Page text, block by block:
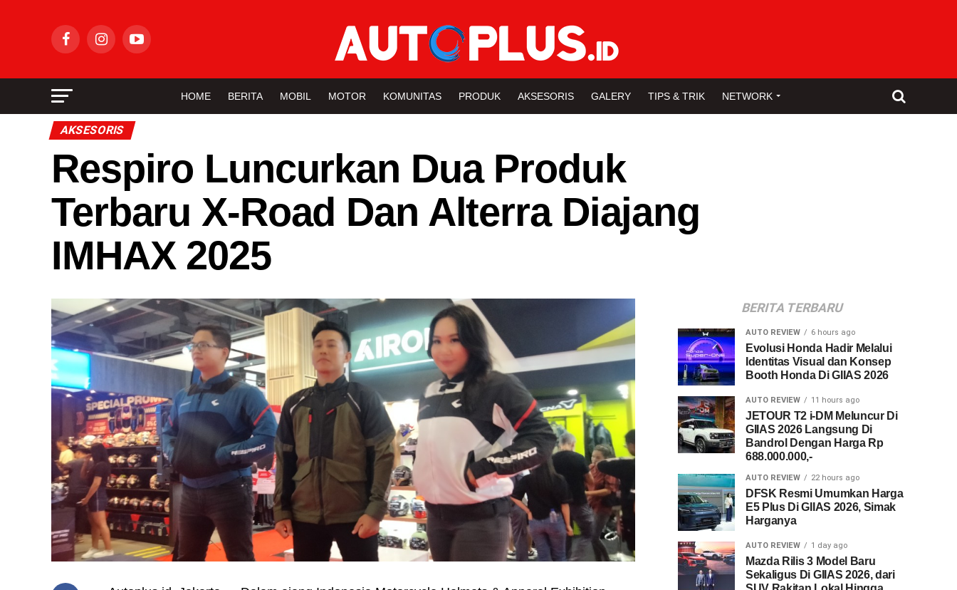
HOME BERITA MOBIL MOTOR KOMUNITAS PRODUK AKSESORIS GALERY TIPS & TRIK NETWORK
AKSESORIS
Respiro Luncurkan Dua Produk
Terbaru X-Road Dan Alterra Diajang
IMHAX 2025
BERITA TERBARU
AUTO REVIEW 6 hours ago
Evolusi Honda Hadir Melalui
Identitas Visual dan Konsep
Booth Honda Di GIIAS 2026
AUTO REVIEW 11 hours ago
JETOUR T2 i-DM Meluncur Di
GIIAS 2026 Langsung Di
Bandrol Dengan Harga Rp
688.000.000,-
AUTO REVIEW 22 hours ago
DFSK Resmi Umumkan Harga
E5 Plus Di GIIAS 2026, Simak
Harganya
AUTO REVIEW 1 day ago
Mazda Rilis 3 Model Baru
Sekaligus Di GIIAS 2026, dari